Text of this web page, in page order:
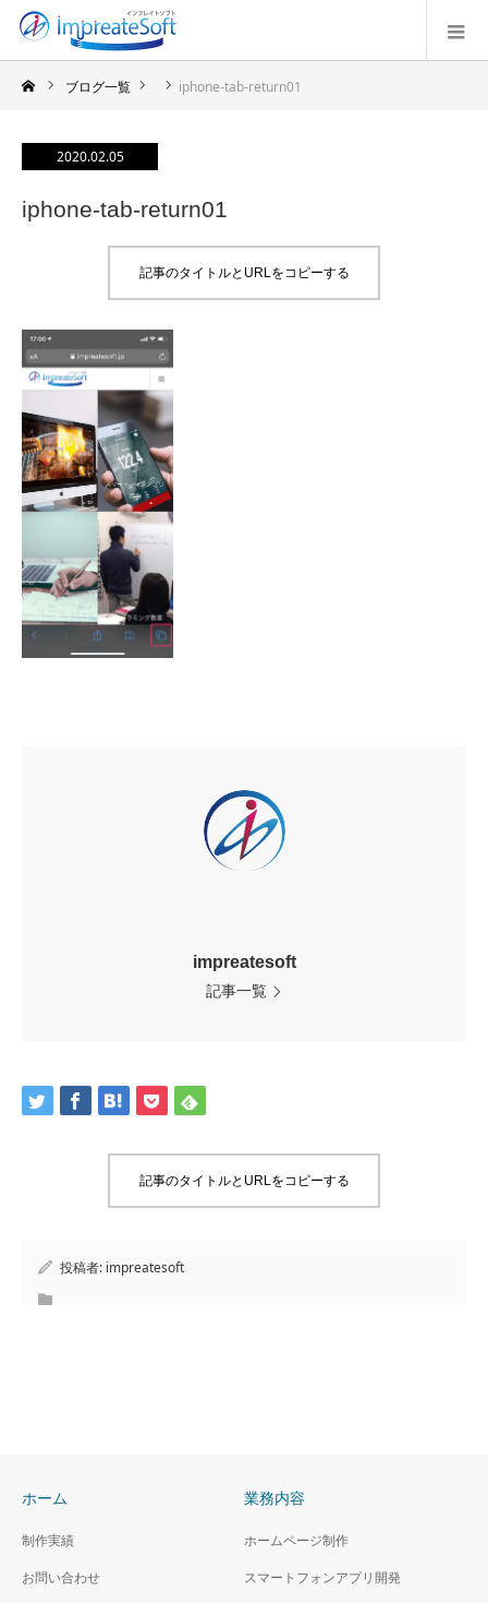
ブログ一覧 iphone-tab-return01
2020.02.05
iphone-tab-return01
記事のタイトルとURLをコピーする
impreatesoft
記事一覧
記事のタイトルとURLをコピーする
投稿者: impreatesoft
ホーム
制作実績
お問い合わせ
業務内容
ホームページ制作
スマートフォンアプリ開発